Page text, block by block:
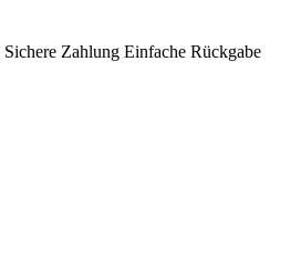
Sichere Zahlung Einfache Rückgabe